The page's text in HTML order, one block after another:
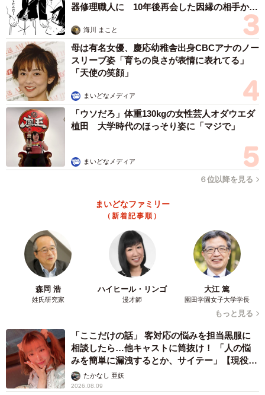
器修理職人に 10年後再会した因縁の相手から
海川 まこと
母は有名女優、慶応幼稚舎出身CBCアナのノー
スリーブ姿「育ちの良さが表情に表れてる」
「天使の笑顔」
まいどなメディア
「ウソだろ」体重130kgの女性芸人オダウエダ
植田 大学時代のほっそり姿に「マジで」
まいどなメディア
６位以降を見る
まいどなファミリー
（新着記事順）
森岡 浩
姓氏研究家
ハイヒール・リンゴ
漫才師
大江 篤
園田学園女子大学学長
もっと見る
「ここだけの話」 客対応の悩みを担当黒服に
相談したら…他キャストに筒抜け！ 「人の悩
みを簡単に漏洩するとか、サイテー」【現役キ
ャストに取材】
たかなし 亜妖
2026.08.09